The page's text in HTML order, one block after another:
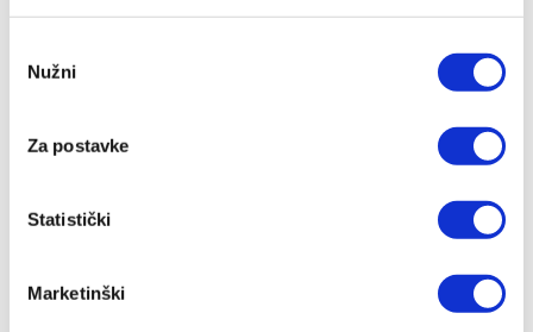
Selection
Nužni
Za postavke
Statistički
Marketinški
07/08/2026